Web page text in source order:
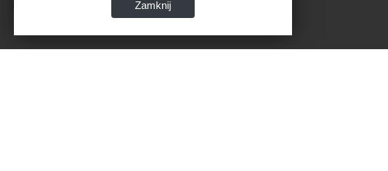
Zamknij